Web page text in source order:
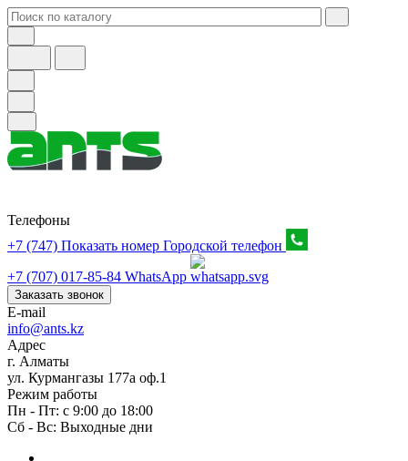
Телефоны
+7 (747) Показать номер Городской телефон
+7 (707) 017-85-84 WhatsApp
Заказать звонок
E-mail
info@ants.kz
Адрес
г. Алматы
ул. Курмангазы 177а оф.1
Режим работы
Пн - Пт: с 9:00 до 18:00
Сб - Вс: Выходные дни